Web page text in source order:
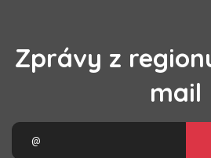
Zprávy z
mail